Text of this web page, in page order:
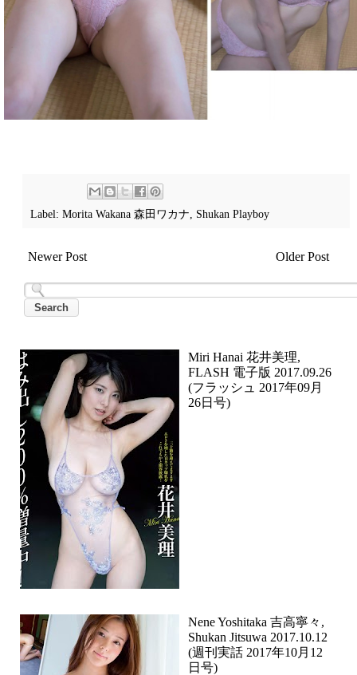
Label: Morita Wakana 森田ワカナ, Shukan Playboy
Newer Post Older Post
Miri Hanai 花井美理,
FLASH 電子版 2017.09.26
(フラッシュ 2017年09月
26日号)
Nene Yoshitaka 吉高寧々,
Shukan Jitsuwa 2017.10.12
(週刊実話 2017年10月12
日号)